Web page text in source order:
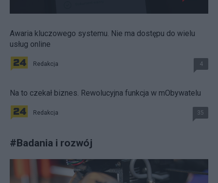
Awaria kluczowego systemu. Nie ma dostępu do wielu
usług online
Redakcja 4
Na to czekał biznes. Rewolucyjna funkcja w mObywatelu
Redakcja 35
#Badania i rozwój